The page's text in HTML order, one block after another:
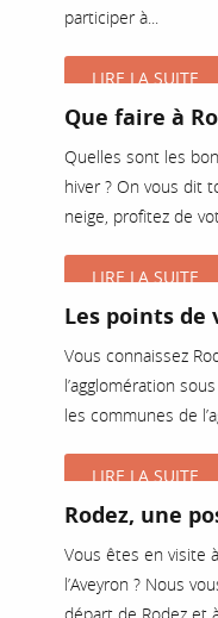
participer à...
LIRE LA SUITE
Que faire à
Quelles sont les
hiver ? On vous dit
neige, profitez de
LIRE LA SUITE
Les points de
Vous connaissez
l’agglomération
les communes de
LIRE LA SUITE
Rodez, une
Vous êtes en visite
l’Aveyron ? Nous